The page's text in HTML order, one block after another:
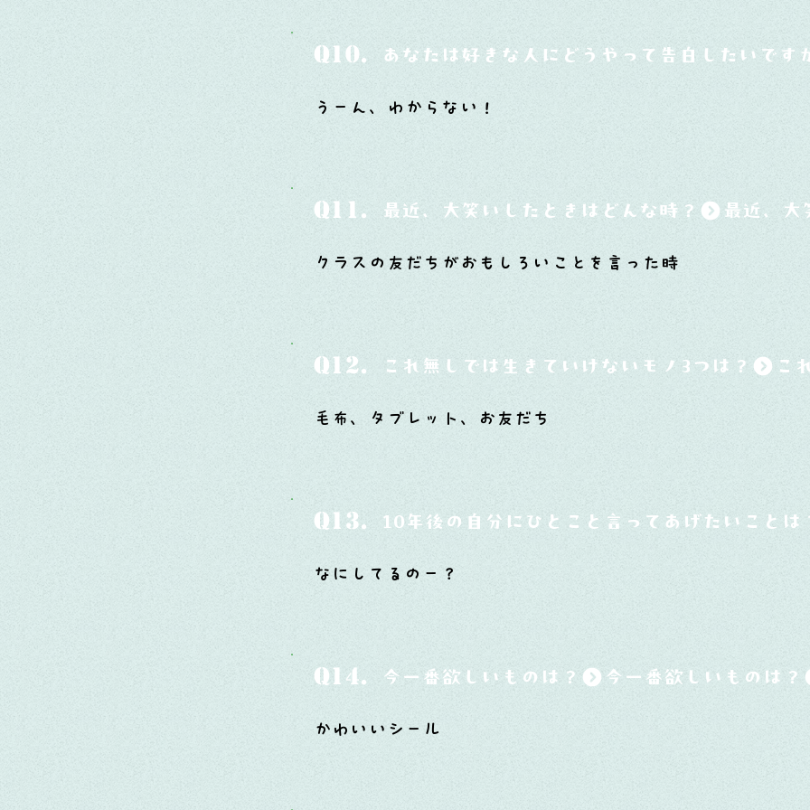
Q10. あなたは好きな人にどうやって告白したいです
うーん、わからない！
Q11. 最近、大笑いしたときはどんな時？
クラスの友だちがおもしろいことを言った時
Q12. これ無しでは生きていけないモノ3つは？
毛布、タブレット、お友だち
Q13. 10年後の自分にひとこと言ってあげたいことは
なにしてるのー？
Q14. 今一番欲しいものは？
かわいいシール